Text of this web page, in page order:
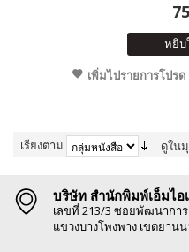
หยิบ
เพิ่มไปรายการโปรด
เรียงตาม ดูใน
บริษัท สำนักพิมพ์เอ็มไอ
เลขที่ 213/3 ซอยพัฒนากา
แขวงบางโพงพาง เขตยาน